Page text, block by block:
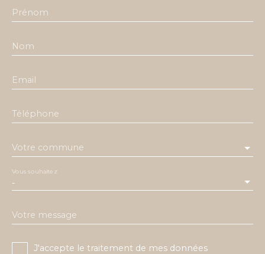
Prénom
Nom
Email
Téléphone
Votre commune
-
Vous souhaitez
Votre message
J'accepte le traitement de mes données